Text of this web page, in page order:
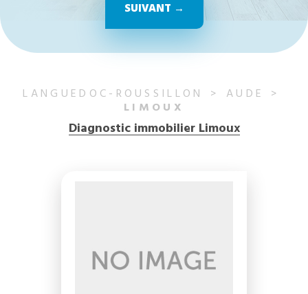
SUIVANT →
LANGUEDOC-ROUSSILLON AUDE
LIMOUX
Diagnostic immobilier Limoux